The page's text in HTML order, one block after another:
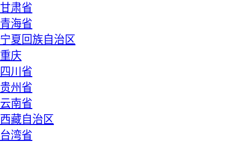
甘肃省
青海省
宁夏回族自治区
重庆
四川省
贵州省
云南省
西藏自治区
台湾省